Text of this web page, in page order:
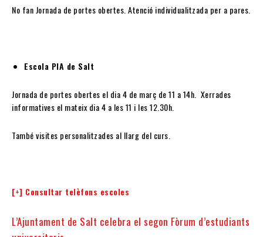
No fan Jornada de portes obertes. Atenció individualitzada per a pares.
Escola PIA de Salt
Jornada de portes obertes el dia 4 de març de 11 a 14h. Xerrades
informatives el mateix dia 4 a les 11 i les 12.30h.
També visites personalitzades al llarg del curs.
[+] Consultar telèfons escoles
L’Ajuntament de Salt celebra el segon Fòrum d’estudiants